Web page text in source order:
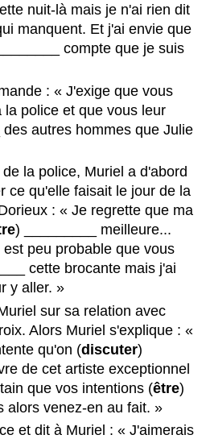
nuit-là mais je n'ai rien dit
manquent. Et j'ai envie que
compte que je suis
: « J'exige que vous
la police et que vous leur
autres hommes que Julie
la police, Muriel a d'abord
ce qu'elle faisait le jour de la
: « Je regrette que ma
) _________ meilleure...
peu probable que vous
cette brocante mais j'ai
y aller. »
sur sa relation avec
Alors Muriel s'explique : «
qu'on (discuter)
de cet artiste exceptionnel
que vos intentions (être)
alors venez-en au fait. »
et dit à Muriel : « J'aimerais